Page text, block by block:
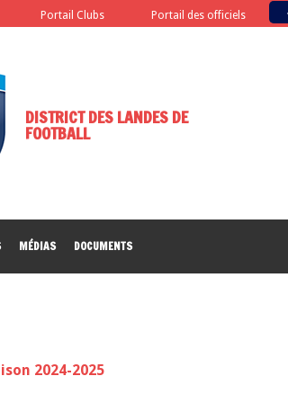
Portail Clubs Portail des officiels
DISTRICT DES LANDES DE
FOOTBALL
MÉDIAS DOCUMENTS
2024-2025